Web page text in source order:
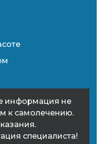
информация не
к самолечению.
специалиста!